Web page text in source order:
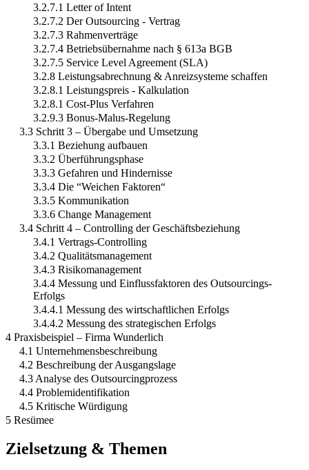
3.2.7.1 Letter of Intent
3.2.7.2 Der Outsourcing - Vertrag
3.2.7.3 Rahmenverträge
3.2.7.4 Betriebsübernahme nach § 613a BGB
3.2.7.5 Service Level Agreement (SLA)
3.2.8 Leistungsabrechnung & Anreizsysteme schaffen
3.2.8.1 Leistungspreis - Kalkulation
3.2.8.1 Cost-Plus Verfahren
3.2.9.3 Bonus-Malus-Regelung
3.3 Schritt 3 – Übergabe und Umsetzung
3.3.1 Beziehung aufbauen
3.3.2 Überführungsphase
3.3.3 Gefahren und Hindernisse
3.3.4 Die “Weichen Faktoren“
3.3.5 Kommunikation
3.3.6 Change Management
3.4 Schritt 4 – Controlling der Geschäftsbeziehung
3.4.1 Vertrags-Controlling
3.4.2 Qualitätsmanagement
3.4.3 Risikomanagement
3.4.4 Messung und Einflussfaktoren des Outsourcings-
Erfolgs
3.4.4.1 Messung des wirtschaftlichen Erfolgs
3.4.4.2 Messung des strategischen Erfolgs
4 Praxisbeispiel – Firma Wunderlich
4.1 Unternehmensbeschreibung
4.2 Beschreibung der Ausgangslage
4.3 Analyse des Outsourcingprozess
4.4 Problemidentifikation
4.5 Kritische Würdigung
5 Resümee
Zielsetzung & Themen